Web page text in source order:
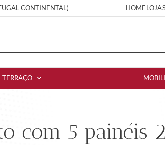
CONTINENTAL) HOMELOJA
com 5 painéis